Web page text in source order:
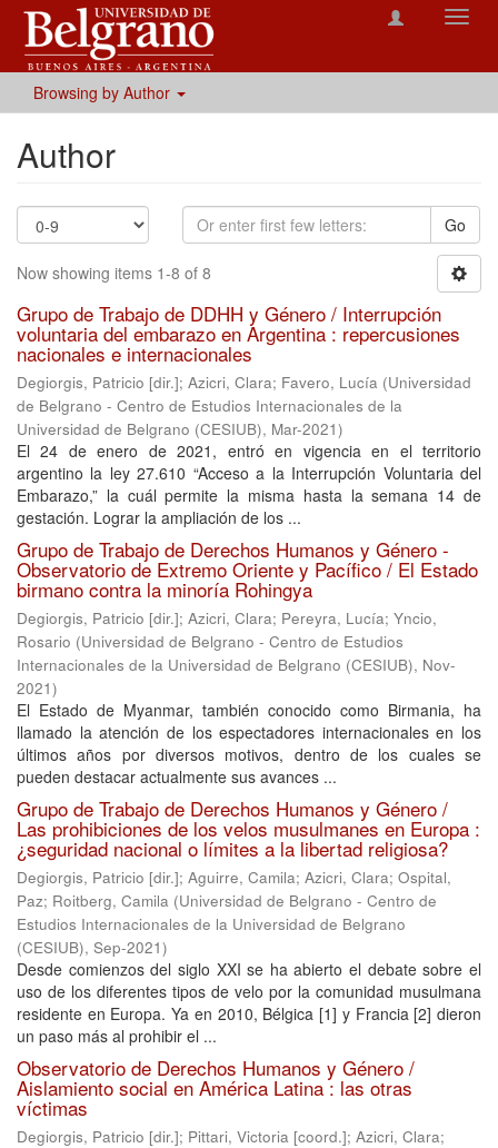
Browsing by Author
Author
Go
Now showing items 1-8 of 8
Grupo de Trabajo de DDHH y Género / Interrupción
voluntaria del embarazo en Argentina : repercusiones
nacionales e internacionales
Degiorgis, Patricio [dir.]; Azicri, Clara; Favero, Lucía (Universidad
de Belgrano - Centro de Estudios Internacionales de la
Universidad de Belgrano (CESIUB), Mar-2021)
El 24 de enero de 2021, entró en vigencia en el territorio
argentino la ley 27.610 “Acceso a la Interrupción Voluntaria del
Embarazo,” la cuál permite la misma hasta la semana 14 de
gestación. Lograr la ampliación de los ...
Grupo de Trabajo de Derechos Humanos y Género -
Observatorio de Extremo Oriente y Pacífico / El Estado
birmano contra la minoría Rohingya
Degiorgis, Patricio [dir.]; Azicri, Clara; Pereyra, Lucía; Yncio,
Rosario (Universidad de Belgrano - Centro de Estudios
Internacionales de la Universidad de Belgrano (CESIUB), Nov-
2021)
El Estado de Myanmar, también conocido como Birmania, ha
llamado la atención de los espectadores internacionales en los
últimos años por diversos motivos, dentro de los cuales se
pueden destacar actualmente sus avances ...
Grupo de Trabajo de Derechos Humanos y Género /
Las prohibiciones de los velos musulmanes en Europa :
¿seguridad nacional o límites a la libertad religiosa?
Degiorgis, Patricio [dir.]; Aguirre, Camila; Azicri, Clara; Ospital,
Paz; Roitberg, Camila (Universidad de Belgrano - Centro de
Estudios Internacionales de la Universidad de Belgrano
(CESIUB), Sep-2021)
Desde comienzos del siglo XXI se ha abierto el debate sobre el
uso de los diferentes tipos de velo por la comunidad musulmana
residente en Europa. Ya en 2010, Bélgica [1] y Francia [2] dieron
un paso más al prohibir el ...
Observatorio de Derechos Humanos y Género /
Aislamiento social en América Latina : las otras
víctimas
Degiorgis, Patricio [dir.]; Pittari, Victoria [coord.]; Azicri, Clara;